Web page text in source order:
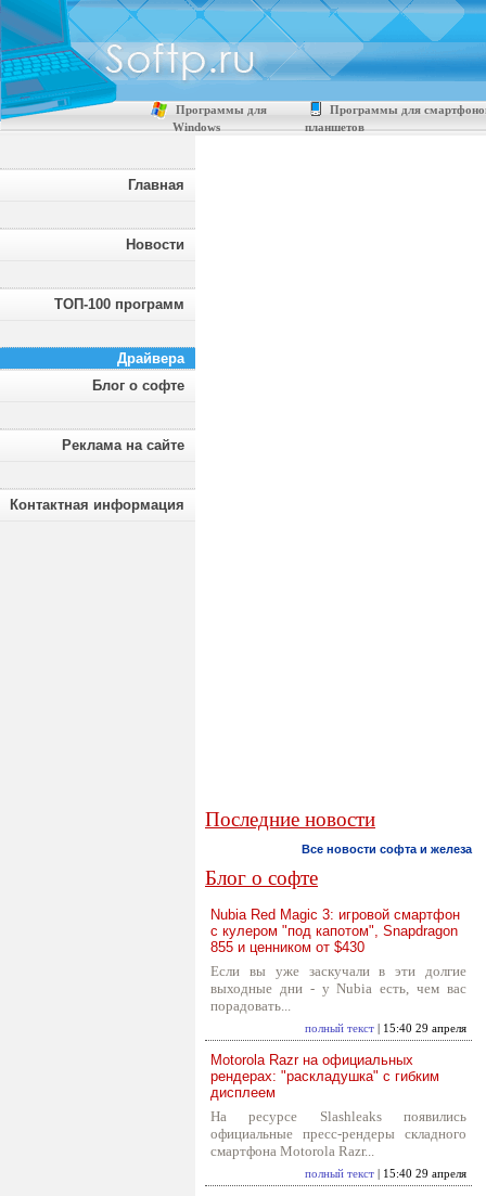
Программы для
Windows
Программы для
планшетов
Главная
Новости
ТОП-100 программ
Драйвера
Блог о софте
Реклама на сайте
Контактная информация
Последние новости
Все новости софта и железа
Блог о софте
Nubia Red Magic 3: игровой смартфон
с кулером "под капотом", Snapdragon
855 и ценником от $430
Если вы уже заскучали в эти долгие
выходные дни - у Nubia есть, чем вас
порадовать...
полный текст | 15:40 29 апреля
Motorola Razr на официальных
рендерах: "раскладушка" с гибким
дисплеем
На ресурсе Slashleaks появились
официальные пресс-рендеры складного
смартфона Motorola Razr...
полный текст | 15:40 29 апреля